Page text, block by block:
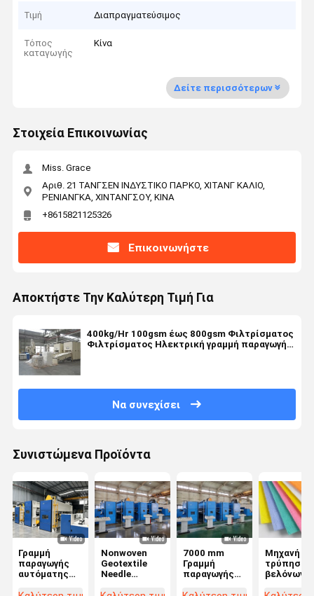
Τιμή Διαπραγματεύσιμος
Τόπος
καταγωγής
Κίνα
Δείτε περισσότερων
Στοιχεία Επικοινωνίας
Miss. Grace
Αριθ. 21 ΤΑΝΓΣΕΝ ΙΝΔΥΣΤΙΚΟ ΠΑΡΚΟ, ΧΙΤΑΝΓ ΚΑΛΙΟ,
ΡΕΝΙΑΝΓΚΑ, ΧΙΝΤΑΝΓΣΟΥ, ΚΙΝΑ
+8615821125326
Επικοινωνήστε
Αποκτήστε Την Καλύτερη Τιμή Για
400kg/Hr 100gsm έως 800gsm Φιλτρίσματος
Φιλτρίσματος Ηλεκτρική γραμμή παραγωγής
Να συνεχίσει
Συνιστώμενα Προϊόντα
Γραμμή
παραγωγής
αυτόματης
Nonwoven
Geotextile
Needle
7000 mm
Γραμμή
παραγωγής
Μηχανή
τρύπησης
βελόνων